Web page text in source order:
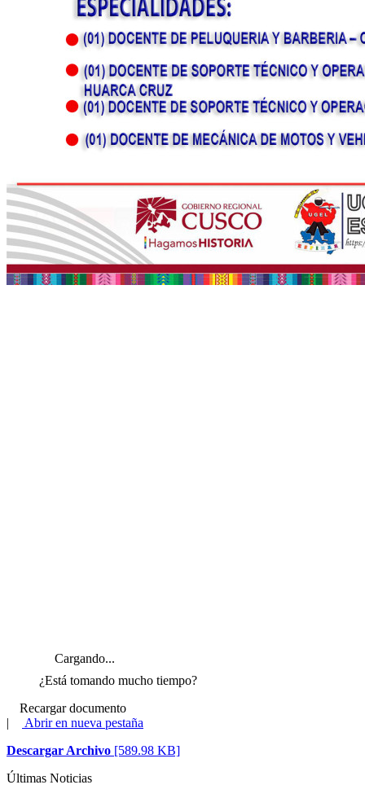
Cargando...
¿Está tomando mucho tiempo?
Recargar documento
|
Abrir en nueva pestaña
Descargar Archivo [589.98 KB]
Últimas Noticias